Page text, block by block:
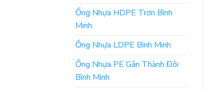
Ống Nhựa HDPE Trơn Bình
Minh
Ống Nhựa LDPE Bình Minh
Ống Nhựa PE Gân Thành Đôi
Bình Minh